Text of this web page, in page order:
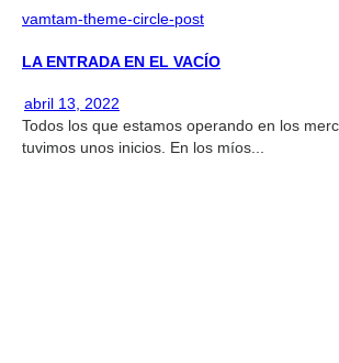
vamtam-theme-circle-post
LA ENTRADA EN EL VACÍO
abril 13, 2022
Todos los que estamos operando en los
tuvimos unos inicios. En los míos...